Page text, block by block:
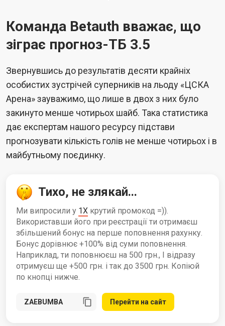
Команда Betauth вважає, що
зіграє прогноз-ТБ 3.5
Звернувшись до результатів десяти крайніх
особистих зустрічей суперників на льоду «ЦСКА
Арена» зауважимо, що лише в двох з них було
закинуто менше чотирьох шайб. Така статистика
дає експертам нашого ресурсу підстави
прогнозувати кількість голів не менше чотирьох і в
майбутньому поєдинку.
Тихо, не злякай...
Ми випросили у 1X крутий промокод =)).
Використавши його при реєстрації ти отримаєш
збільшений бонус на перше поповнення рахунку.
Бонус дорівнює +100% від суми поповнення.
Наприклад, ти поповнюєш на 500 грн., І відразу
отримуєш ще +500 грн. і так до 3500 грн. Копіюй
по кнопці нижче.
Перейти на сайт